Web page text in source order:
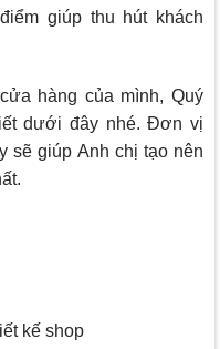
giúp thu hút khách
hàng của mình, Quý
dưới đây nhé. Đơn vị
sẽ giúp Anh chị tạo nên
kế shop